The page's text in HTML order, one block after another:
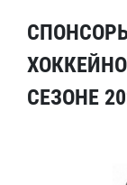
СЕЗОНЕ